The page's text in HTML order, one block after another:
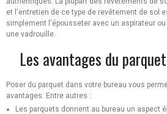
et l'entretien de ce type de revêtement de sol
simplement l'épousseter avec un aspirateur
une vadrouille.
Les avantages du
Poser du parquet dans votre bureau vous
avantages. Entre autres :
Les parquets donnent au bureau un aspect